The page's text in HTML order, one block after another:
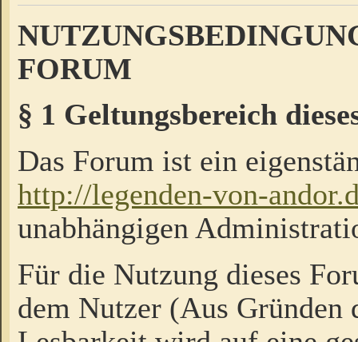
FORUM
§ 1 Geltungsbereich
Das Forum ist ein
http://legenden-von-
unabhängigen
Für die Nutzung dieses
dem Nutzer (Aus Gründen